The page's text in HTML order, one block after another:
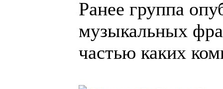
Ранее группа
музыкальных
частью каких